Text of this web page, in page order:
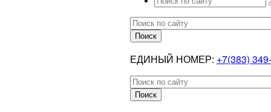
ЕДИНЫЙ НОМЕР: +7(383)